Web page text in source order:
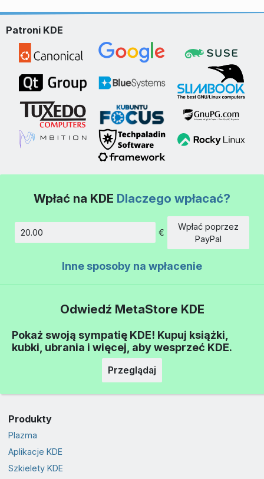
Patroni KDE
Wpłać na KDE Dlaczego wpłacać?
€
Wpłać poprzez
PayPal
Inne sposoby na wpłacenie
Odwiedź MetaStore KDE
Pokaż swoją sympatię KDE! Kupuj książki,
kubki, ubrania i więcej, aby wesprzeć KDE.
Przeglądaj
Produkty
Plazma
Aplikacje KDE
Szkielety KDE